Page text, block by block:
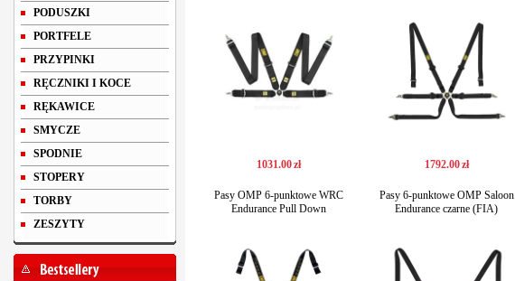
PODUSZKI
PORTFELE
PRZYPINKI
RĘCZNIKI I KOCE
RĘKAWICE
SMYCZE
SPODNIE
STOPERY
TORBY
ZESZYTY
1031.00zł 1792.00zł
Pasy OMP 6-punktowe WRC
Endurance Pull Down
Pasy 6-punktowe OMP Saloon
Endurance czarne (FIA)